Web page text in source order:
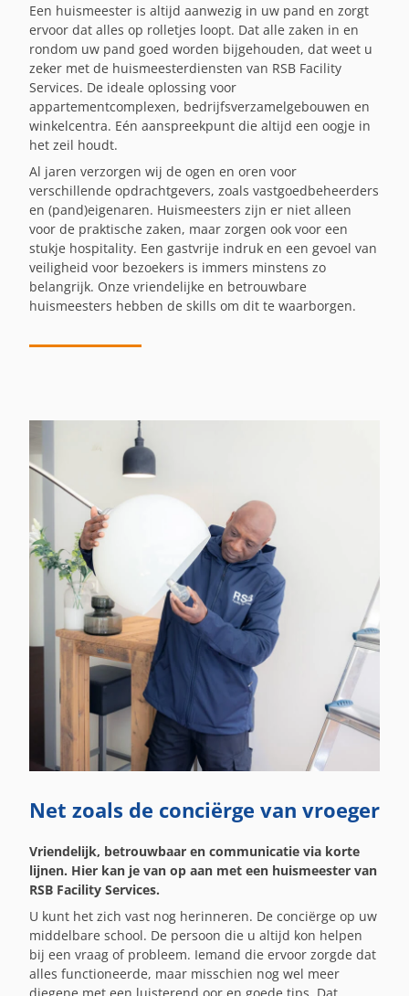
Een huismeester is altijd aanwezig in uw pand en zorgt
ervoor dat alles op rolletjes loopt. Dat alle zaken in en
rondom uw pand goed worden bijgehouden, dat weet u
zeker met de huismeesterdiensten van RSB Facility
Services. De ideale oplossing voor
appartementcomplexen, bedrijfsverzamelgebouwen en
winkelcentra. Eén aanspreekpunt die altijd een oogje in
het zeil houdt.
Al jaren verzorgen wij de ogen en oren voor
verschillende opdrachtgevers, zoals vastgoedbeheerders
en (pand)eigenaren. Huismeesters zijn er niet alleen
voor de praktische zaken, maar zorgen ook voor een
stukje hospitality. Een gastvrije indruk en een gevoel van
veiligheid voor bezoekers is immers minstens zo
belangrijk. Onze vriendelijke en betrouwbare
huismeesters hebben de skills om dit te waarborgen.
Net zoals de conciërge van vroeger
Vriendelijk, betrouwbaar en communicatie via korte
lijnen. Hier kan je van op aan met een huismeester van
RSB Facility Services.
U kunt het zich vast nog herinneren. De conciërge op uw
middelbare school. De persoon die u altijd kon helpen
bij een vraag of probleem. Iemand die ervoor zorgde dat
alles functioneerde, maar misschien nog wel meer
diegene met een luisterend oor en goede tips. Dat